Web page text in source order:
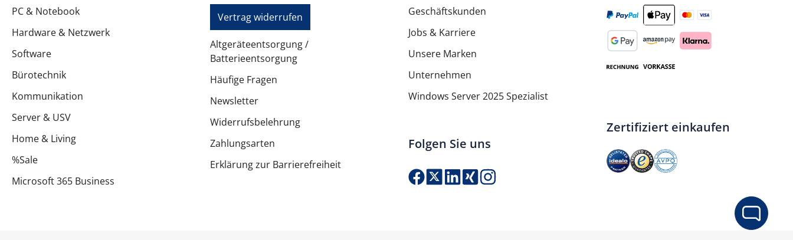
Verschiedenes
Schwarz, Grau, Gelb
Sound Pressure Level (SPL)
71 dB(A)
Kennzeichnung
Abmessungen und Gewicht
Breite
Tiefe
33,2 cm
Produkt Anzahl: Gib den gewünschten Wert ein oder
PC & Notebook
Hardware & Netzwerk
Software
Bürotechnik
Kommunikation
Server & USV
Home & Living
%Sale
Microsoft 365 Business
Vertrag widerrufen
Altgeräteentsorgung /
Batterieentsorgung
Häufige Fragen
Newsletter
Widerrufsbelehrung
Zahlungsarten
Erklärung zur Barrierefreiheit
Geschäftskunden
Jobs & Karriere
Unsere Marken
Unternehmen
Windows Server 2025 Spezialist
Folgen Sie uns
Zertifiziert einkaufen